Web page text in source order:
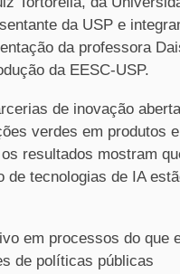
da USP e
da professora
da EESC-USP.
de inovação
verdes em produtos e
resultados mostram
de tecnologias de IA
em processos do que
de políticas públicas